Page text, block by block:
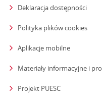
Deklaracja dostępności
Polityka plików cookies
Aplikacje mobilne
Materiały informacyjne i
Projekt PUESC